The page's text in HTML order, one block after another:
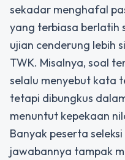
sekadar menghafal
yang terbiasa berlatih
ujian cenderung lebih
TWK. Misalnya, soal
selalu menyebut kata
tetapi dibungkus
menuntut kepekaan
Banyak peserta
jawabannya tampak